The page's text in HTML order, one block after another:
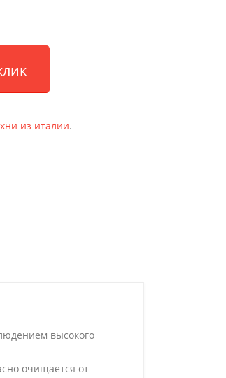
из италии.
высокого
очищается от